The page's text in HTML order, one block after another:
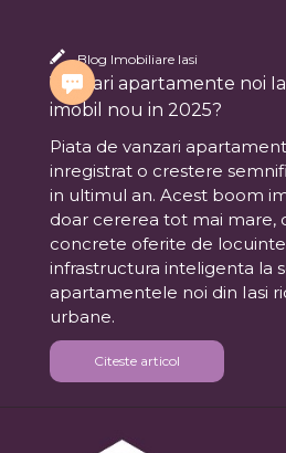
Blog Imobiliare Iasi
Vanzari apartamente noi
imobil nou in 2025?
Piata de vanzari
inregistrat o crestere
in ultimul an. Acest boom
doar cererea tot mai mare,
concrete oferite de
infrastructura inteligenta la
apartamentele noi din Iasi
urbane.
Citeste articol